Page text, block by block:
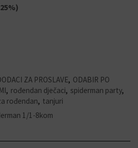
ZA PROSLAVE, ODABIR PO
, rođendan dječaci, spiderman party,
rođendan, tanjuri
1/1-8kom